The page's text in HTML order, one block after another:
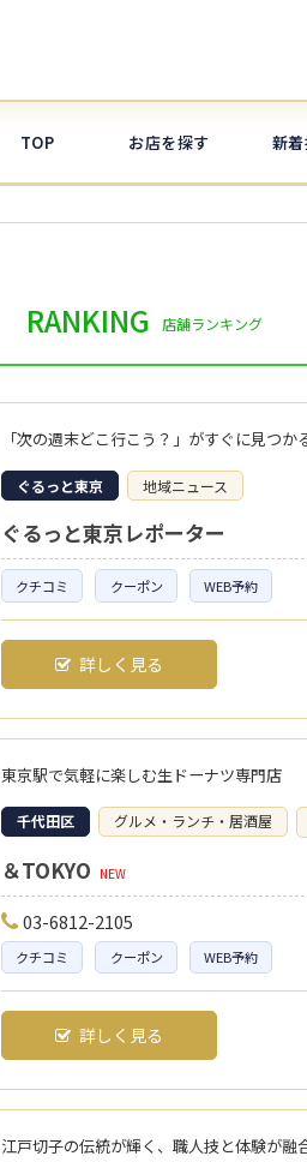
TOP お店を探す 新
RANKING 店舗ランキング
ぐるっと東京 地域ニュース
ぐるっと東京レポーター
クチコミ クーポン WEB予約
詳しく見る
東京駅で気軽に楽しむ生ドーナツ専門店
千代田区 グルメ・ランチ・居酒屋
＆TOKYO NEW
03-6812-2105
クチコミ クーポン WEB予約
詳しく見る
江戸切子の伝統が輝く、職人技と体験が融